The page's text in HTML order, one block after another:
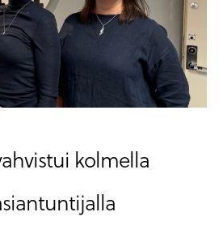
kolmella